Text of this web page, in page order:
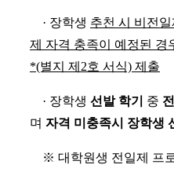
· 장학생 추천 시 비전
제 자격 충족이 예정된 경
*(별지 제2호 서식) 제출
· 장학생 선발 학기 중
며 자격 미충족시 장학생
※ 대학원생 전일제 프